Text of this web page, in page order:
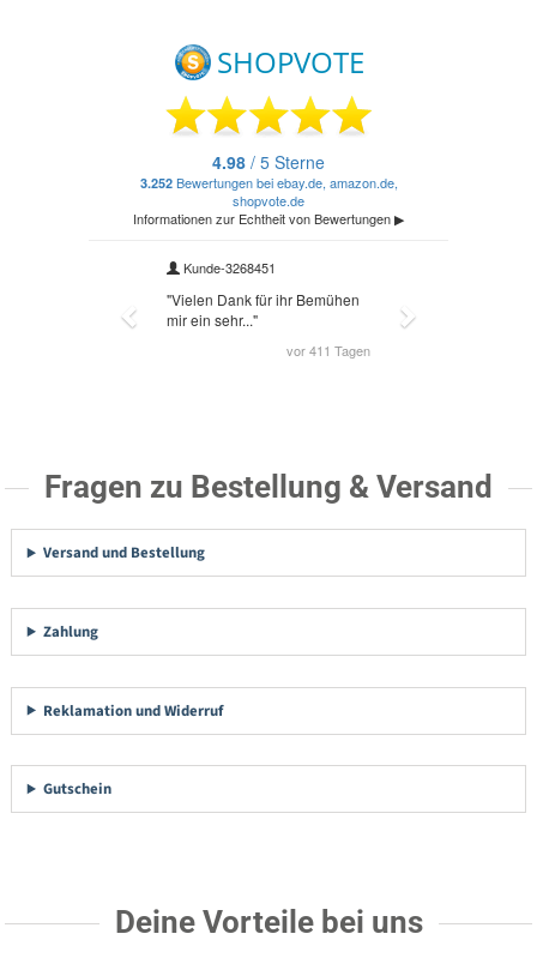
Fragen zu Bestellung & Versand
Versand und Bestellung
Zahlung
Reklamation und Widerruf
Gutschein
Deine Vorteile bei uns